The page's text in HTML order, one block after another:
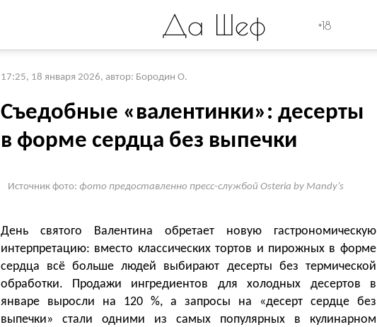
Да Шеф +18
17:25, 18 января 2026, автор: Бородин О.
Съедобные «валентинки»: десерты
в форме сердца без выпечки
Источник фото: фото предоставленно пресс-службой Osteria by Mandy’s
День святого Валентина обретает новую гастрономическую
интерпретацию: вместо классических тортов и пирожных в форме
сердца всё больше людей выбирают десерты без термической
обработки. Продажи ингредиентов для холодных десертов в
январе выросли на 120 %, а запросы на «десерт сердце без
выпечки» стали одними из самых популярных в кулинарном